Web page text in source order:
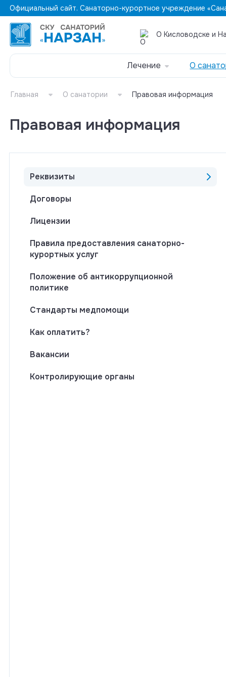
Официальный сайт. Санаторно-курортное учреждение
О Кисловодске и
Лечение О
Главная О санатории Правовая информация
Правовая информация
Реквизиты
Договоры
Лицензии
Правила предоставления санаторно-
курортных услуг
Положение об антикоррупционной
политике
Стандарты медпомощи
Как оплатить?
Вакансии
Контролирующие органы